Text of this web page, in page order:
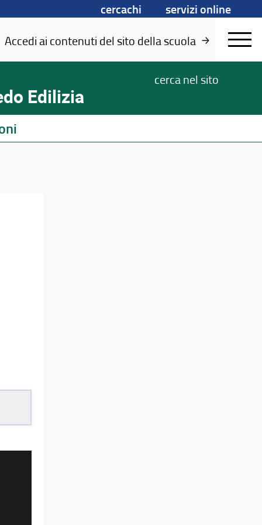
cercachi
servizi online
Accedi ai contenuti del sito della scuola
Edilizia
cerca nel sito